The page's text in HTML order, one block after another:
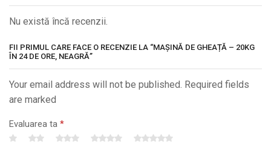
Nu există încă recenzii.
FII PRIMUL CARE FACE O RECENZIE LA “MAȘINĂ DE GHEAȚĂ – 20KG
ÎN 24 DE ORE, NEAGRĂ”
Your email address will not be published. Required fields
are marked
Evaluarea ta *